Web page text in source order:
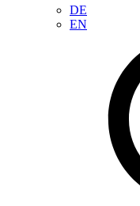
DE
EN